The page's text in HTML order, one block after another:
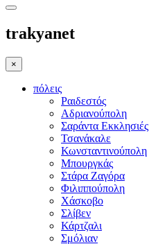
trakyanet
×
πόλεις
Ραιδεστός
Αδριανούπολη
Σαράντα Εκκλησιές
Τσανάκαλε
Κωνσταντινούπολη
Μπουργκάς
Στάρα Ζαγόρα
Φιλιππούπολη
Χάσκοβο
Σλίβεν
Κάρτζαλι
Σμόλιαν